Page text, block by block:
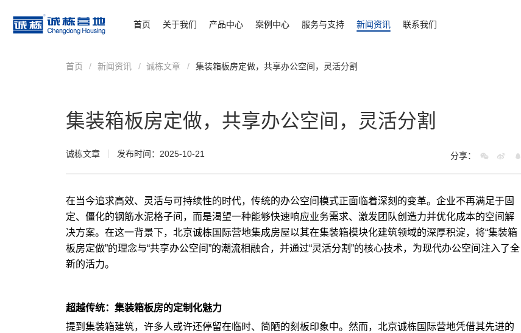
首页 关于我们 产品中心 案例中心 服务与支持 新闻资讯 联系我们
首页 / 新闻资讯 / 诚栋文章 / 集装箱板房定做，共享办公空间，灵活分割
集装箱板房定做，共享办公空间，灵活分割
诚栋文章 发布时间：2025-10-21 分享：
在当今追求高效、灵活与可持续性的时代，传统的办公空间模式正面临着深刻的变革。企业不再满足于固
定、僵化的钢筋水泥格子间，而是渴望一种能够快速响应业务需求、激发团队创造力并优化成本的空间解
决方案。在这一背景下，北京诚栋国际营地集成房屋以其在集装箱模块化建筑领域的深厚积淀，将“集装箱
板房定做”的理念与“共享办公空间”的潮流相融合，并通过“灵活分割”的核心技术，为现代办公空间注入了全
新的活力。
超越传统：集装箱板房的定制化魅力
提到集装箱建筑，许多人或许还停留在临时、简陋的刻板印象中。然而，北京诚栋国际营地凭借其先进的